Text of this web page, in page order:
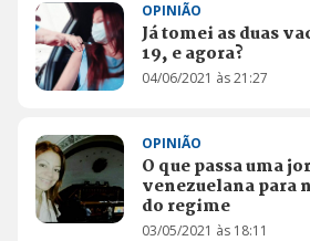
OPINIÃO
Já tomei as duas
19, e agora?
04/06/2021 às 21:27
OPINIÃO
O que passa uma
venezuelana para
do regime
03/05/2021 às 18:11